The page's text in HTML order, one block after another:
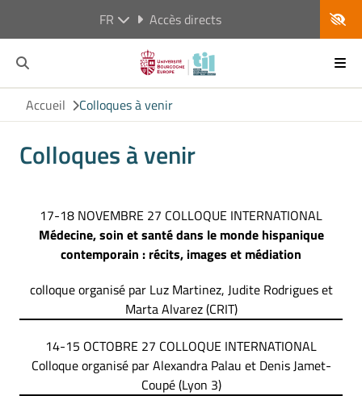
FR Accès directs
Accueil Colloques à venir
Colloques à venir
17-18 NOVEMBRE 27 COLLOQUE INTERNATIONAL
Médecine, soin et santé dans le monde hispanique
contemporain : récits, images et médiation
colloque organisé par Luz Martinez, Judite Rodrigues et
Marta Alvarez (CRIT)
14-15 OCTOBRE 27 COLLOQUE INTERNATIONAL
Colloque organisé par Alexandra Palau et Denis Jamet-
Coupé (Lyon 3)